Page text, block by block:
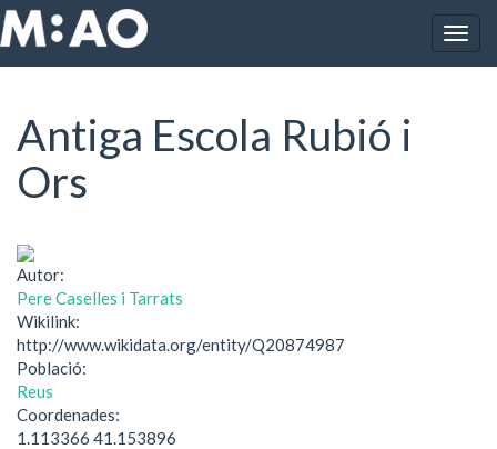
Vés al contingut
Inici Antiga Escola Rubió i Ors
Antiga Escola Rubió i
Ors
Autor:
Pere Caselles i Tarrats
Wikilink:
http://www.wikidata.org/entity/Q20874987
Població:
Reus
Coordenades:
1.113366 41.153896